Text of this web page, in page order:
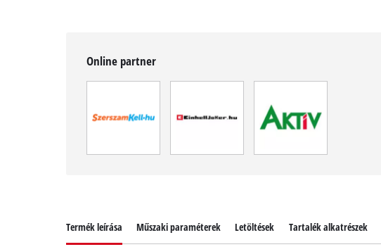
Online partner
Termék leírása Műszaki paraméterek Letöltések Tartalék alkatrészek